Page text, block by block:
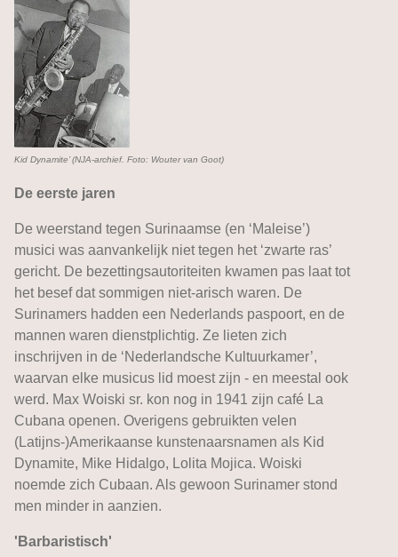
Kid Dynamite’ (NJA-archief. Foto: Wouter van Goot)
De eerste jaren
De weerstand tegen Surinaamse (en ‘Maleise’)
musici was aanvankelijk niet tegen het ‘zwarte ras’
gericht. De bezettingsautoriteiten kwamen pas laat tot
het besef dat sommigen niet-arisch waren. De
Surinamers hadden een Nederlands paspoort, en de
mannen waren dienstplichtig. Ze lieten zich
inschrijven in de ‘Nederlandsche Kultuurkamer’,
waarvan elke musicus lid moest zijn - en meestal ook
werd. Max Woiski sr. kon nog in 1941 zijn café La
Cubana openen. Overigens gebruikten velen
(Latijns-)Amerikaanse kunstenaarsnamen als Kid
Dynamite, Mike Hidalgo, Lolita Mojica. Woiski
noemde zich Cubaan. Als gewoon Surinamer stond
men minder in aanzien.
'Barbaristisch'